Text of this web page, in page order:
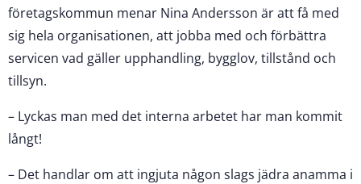
företagskommun menar Nina Andersson är att få med
sig hela organisationen, att jobba med och förbättra
servicen vad gäller upphandling, bygglov, tillstånd och
tillsyn.
– Lyckas man med det interna arbetet har man kommit
långt!
– Det handlar om att ingjuta någon slags jädra anamma i